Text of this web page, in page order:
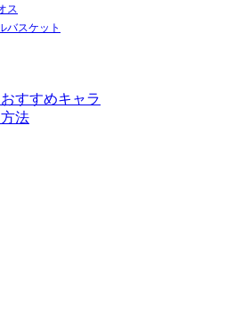
ス
バスケット
すすめキャラ
法